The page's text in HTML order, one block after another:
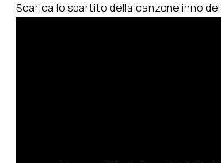
Scarica lo spartito della canzone inno